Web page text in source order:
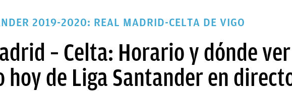
2019-2020: REAL MADRID-CELTA DE VIGO
– Celta: Horario y dónde
de Liga Santander en